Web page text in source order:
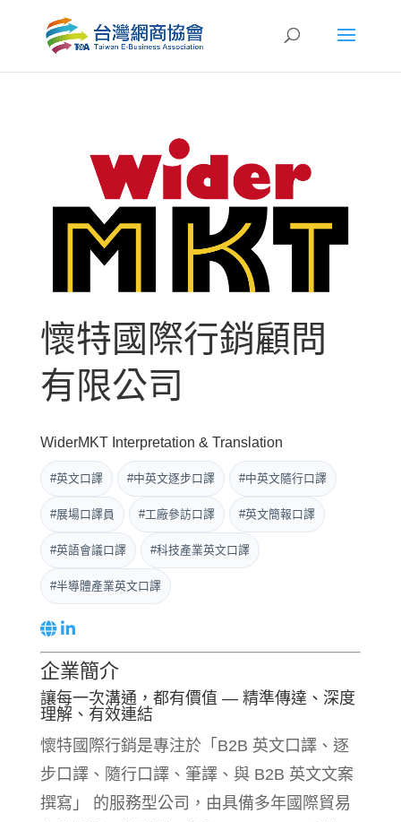
懷特國際行銷顧問
有限公司
WiderMKT Interpretation & Translation
#英文口譯 #中英文逐步口譯 #中英文隨行口譯
#展場口譯員 #工廠參訪口譯 #英文簡報口譯
#英語會議口譯 #科技產業英文口譯
#半導體產業英文口譯
企業簡介
讓每一次溝通，都有價值 — 精準傳達、深度
理解、有效連結
懷特國際行銷是專注於「B2B 英文口譯、逐
步口譯、隨行口譯、筆譯、與 B2B 英文文案
撰寫」 的服務型公司，由具備多年國際貿易